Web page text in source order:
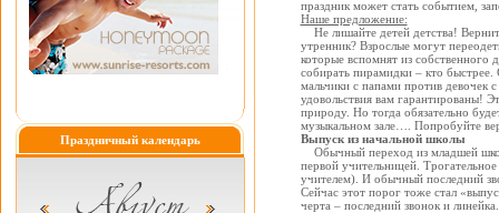
Праздничный календарь
праздник может стать событием,
Наше предложение:
Не лишайте детей детства!
утренник? Взрослые могут
которые вспомнят из собственного
собирать пирамидки – кто быстрее.
мальчики с папами против девочек
удовольствия вам гарантированы!
природу. Но тогда обязательно
музыкальном зале…. Попробуйте
Выпуск из начальной школы
Обычный переход из младшей
первой учительницей.
учителем). И обычный последний
Сейчас этот порог тоже стал
черта – последний звонок и